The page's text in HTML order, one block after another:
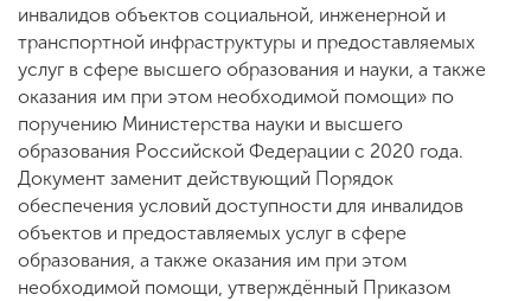
инвалидов объектов социальной, инженерной и
транспортной инфраструктуры и предоставляемых
услуг в сфере высшего образования и науки, а также
оказания им при этом необходимой помощи» по
поручению Министерства науки и высшего
образования Российской Федерации с 2020 года.
Документ заменит действующий Порядок
обеспечения условий доступности для инвалидов
объектов и предоставляемых услуг в сфере
образования, а также оказания им при этом
необходимой помощи, утверждённый Приказом